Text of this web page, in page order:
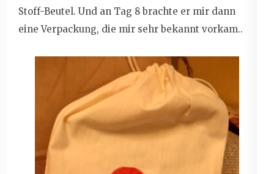
Stoff-Beutel. Und an Tag 8 brachte er mir dann
eine Verpackung, die mir sehr bekannt vorkam..